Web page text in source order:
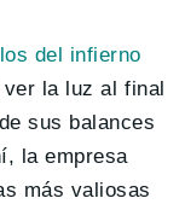
los del infierno
la luz al final
sus balances
la empresa
más valiosas